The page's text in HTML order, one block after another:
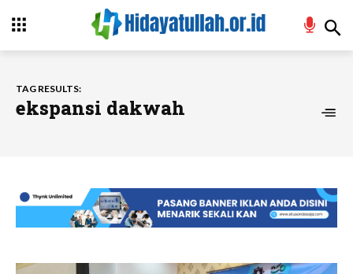
TAG RESULTS:
ekspansi dakwah